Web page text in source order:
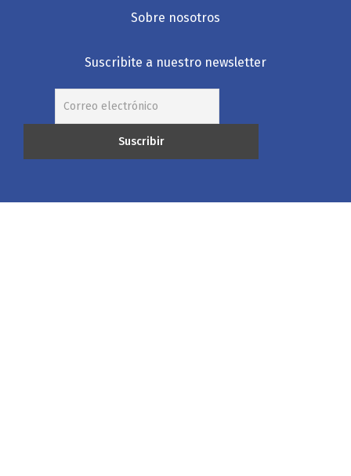
Sobre nosotros
Suscribite a nuestro newsletter